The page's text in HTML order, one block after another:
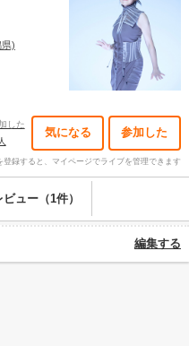
)
した
気になる 参加した
登録すると、マイページでライブを管理できます
ビュー（1件）
編集する